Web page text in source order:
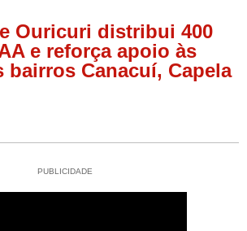
Ouricuri distribui 400
e reforça apoio às
bairros Canacuí, Capela
PUBLICIDADE